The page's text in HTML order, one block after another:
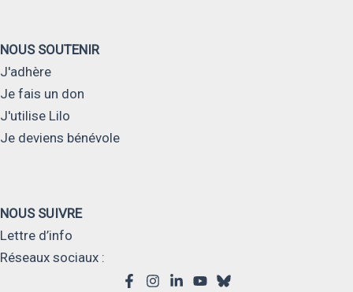
NOUS SOUTENIR
J'adhère
Je fais un don
J'utilise Lilo
Je deviens bénévole
NOUS SUIVRE
Lettre d’info
Réseaux sociaux :